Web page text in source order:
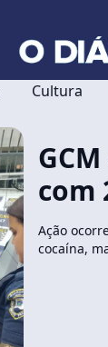
Cultura
com
Ação
cocaína,